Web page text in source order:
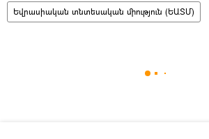
Եվրասիական տնտեսական միություն (ԵԱՏՄ)